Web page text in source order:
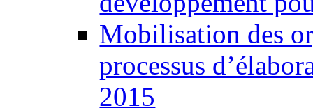
Mobilisation des
processus
2015